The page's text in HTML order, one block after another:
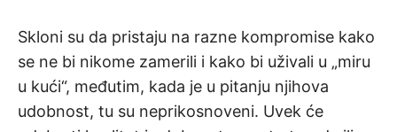
Skloni su da pristaju na razne kompromise kako
se ne bi nikome zamerili i kako bi uživali u „miru
u kući“, međutim, kada je u pitanju njihova
udobnost, tu su neprikosnoveni. Uvek će